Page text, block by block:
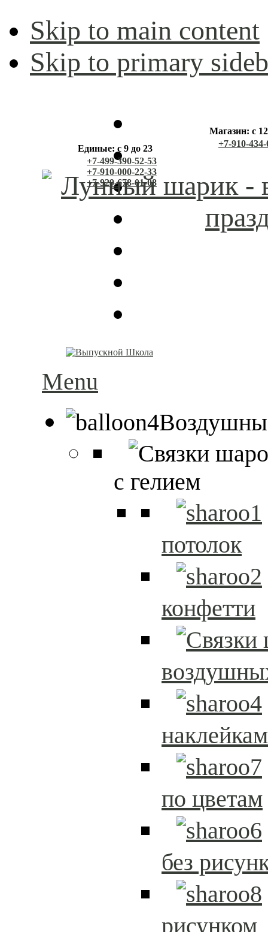
Skip to main content
Skip to primary
Единые: с 9 до 23
+7-499-390-52-53
+7-910-000-22-33
+7-929-678-01-08
Магазин: с
+7-910-
Menu
с гелием
потолок
конфетти
по цветам
без
рисунком